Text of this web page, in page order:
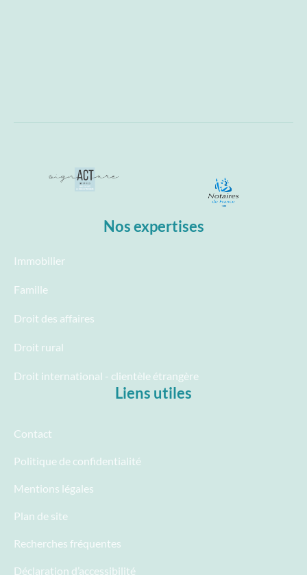
Nos expertises
Immobilier
Famille
Droit des affaires
Droit rural
Droit international - clientèle étrangère
Liens utiles
Contact
Politique de confidentialité
Mentions légales
Plan de site
Recherches fréquentes
Déclaration d’accessibilité